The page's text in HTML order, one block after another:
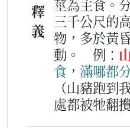
釋
義
莖為主食。
三千公尺的
物，多於黃
動。
例：
食 ， 滿哪都
（山豬跑到
處都被牠翻